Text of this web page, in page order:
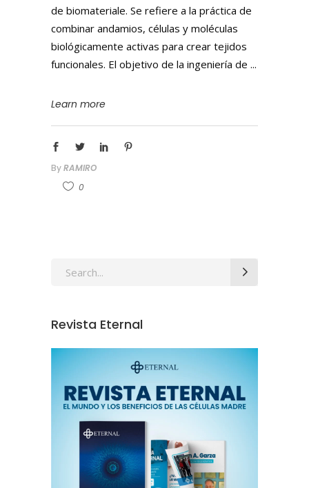
de biomateriale. Se refiere a la práctica de
combinar andamios, células y moléculas
biológicamente activas para crear tejidos
funcionales. El objetivo de la ingeniería de
Learn more
ByRAMIRO
0
Revista Eternal